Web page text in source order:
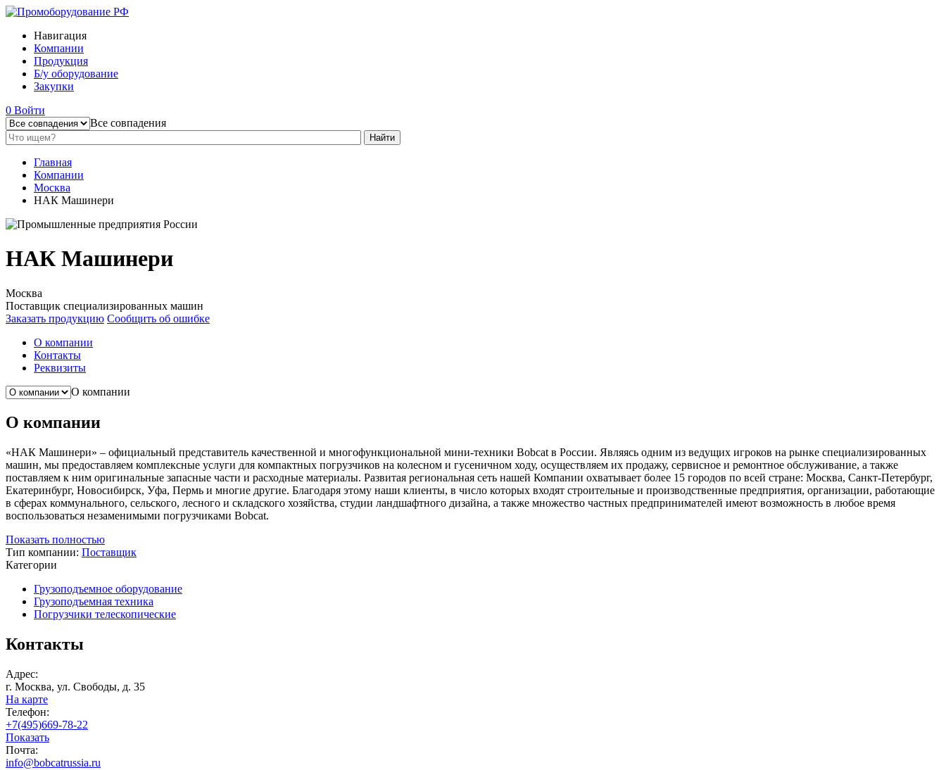
Навигация
Компании
Продукция
Б/у оборудование
Закупки
0 Войти
Все совпадения
Главная
Компании
Москва
НАК Машинери
НАК Машинери
Москва
Поставщик специализированных машин
Заказать продукцию Сообщить об ошибке
О компании
Контакты
Реквизиты
О компании
О компании
«НАК Машинери» – официальный представитель качественной и многофункциональной мини-техники Bobcat в России. Являясь одним из ведущих игроков на рынке специализированных
машин, мы предоставляем комплексные услуги для компактных погрузчиков на колесном и гусеничном ходу, осуществляем их продажу, сервисное и ремонтное обслуживание, а также
поставляем к ним оригинальные запасные части и расходные материалы. Развитая региональная сеть нашей Компании охватывает более 15 городов по всей стране: Москва, Санкт-Петербург,
Екатеринбург, Новосибирск, Уфа, Пермь и многие другие. Благодаря этому наши клиенты, в число которых входят строительные и производственные предприятия, организации, работающие
в сферах коммунального, сельского, лесного и складского хозяйства, студии ландшафтного дизайна, а также множество частных предпринимателей имеют возможность в любое время
воспользоваться незаменимыми погрузчиками Bobcat.
Показать полностью
Тип компании: Поставщик
Категории
Грузоподъемное оборудование
Грузоподъемная техника
Погрузчики телескопические
Контакты
Адрес:
г. Москва, ул. Свободы, д. 35
На карте
Телефон:
+7(495)669-78-22
Показать
Почта:
info@bobcatrussia.ru